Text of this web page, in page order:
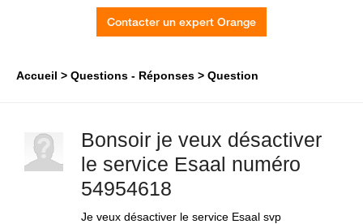
Contacter un expert Orange
Accueil Questions - Réponses Question
Bonsoir je veux désactiver
le service Esaal numéro
54954618
Je veux désactiver le service Esaal svp